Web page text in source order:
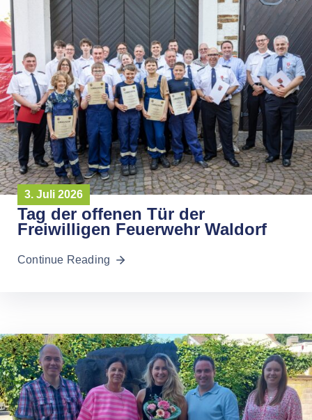
3. Juli 2026
Tag der offenen Tür der
Freiwilligen Feuerwehr Waldorf
Continue Reading